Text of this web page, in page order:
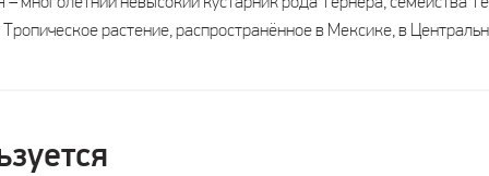
растение, распространённое в Мексике, в